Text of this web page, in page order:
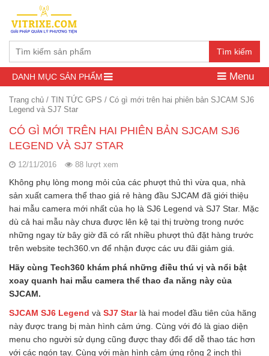
Tìm kiếm
DANH MỤC SẢN PHẨM Menu
Trang chủ / TIN TỨC GPS / Có gì mới trên hai phiên bản SJCAM SJ6
Legend và SJ7 Star
CÓ GÌ MỚI TRÊN HAI PHIÊN BẢN SJCAM SJ6
LEGEND VÀ SJ7 STAR
12/11/2016 88 lượt xem
Không phụ lòng mong mỏi của các phượt thủ thì vừa qua, nhà
sản xuất camera thể thao giá rẻ hàng đầu SJCAM đã giới thiệu
hai mẫu camera mới nhất của họ là SJ6 Legend và SJ7 Star. Mặc
dù cả hai mẫu này chưa được lên kệ tại thị trường trong nước
những ngay từ bây giờ đã có rất nhiều phượt thủ đặt hàng trước
trên website tech360.vn để nhận được các ưu đãi giảm giá.
Hãy cùng Tech360 khám phá những điều thú vị và nổi bật
xoay quanh hai mẫu camera thể thao đa năng này của
SJCAM.
SJCAM SJ6 Legend và SJ7 Starlà hai model đầu tiên của hãng
này được trang bị màn hình cảm ứng. Cùng với đó là giao diện
menu cho người sử dụng cũng được thay đổi để dễ thao tác hơn
với các ngón tay. Cùng với màn hình cảm ứng rộng 2 inch thì